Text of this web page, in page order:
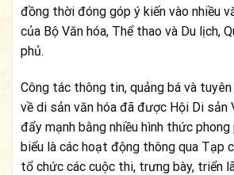
đồng thời đóng góp ý kiến vào nhiều
của Bộ Văn hóa, Thể thao và Du lịch,
phủ.
Công tác thông tin, quảng bá và
về di sản văn hóa đã được Hội Di sản
đẩy mạnh bằng nhiều hình thức phong
biểu là các hoạt động thông qua Tạp
tổ chức các cuộc thi, trưng bày, triển